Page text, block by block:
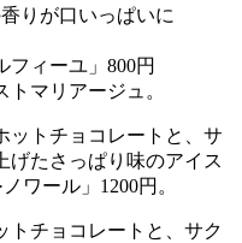
トチョコレートと、サク